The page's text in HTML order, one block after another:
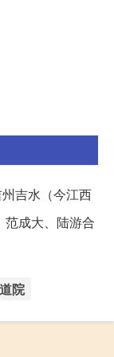
吉水（今江西
范成大、陆游合
道院